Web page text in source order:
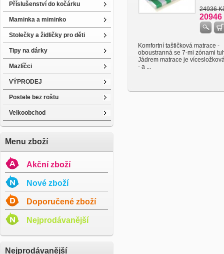
Příslušenství do kočárku
Maminka a miminko
Stolečky a židličky pro děti
Tipy na dárky
Mazlíčci
VÝPRODEJ
Postele bez roštu
Velkoobchod
Menu zboží
Akční zboží
Nové zboží
Doporučené zboží
Nejprodávanější
Nejprodávanější
24936
Komfortní taštičková matrace -
oboustranná se 7-mi zónami
Jádrem matrace je
- a ...